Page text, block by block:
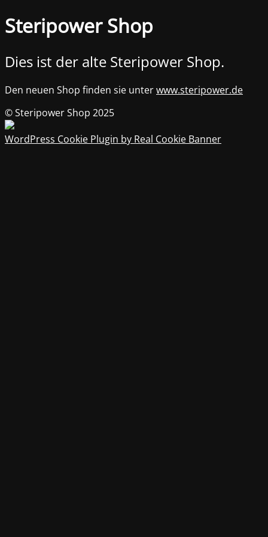
Steripower Shop
Dies ist der alte Steripower Shop.
Den neuen Shop finden sie unterwww.steripower.de
© Steripower Shop 2025
WordPress Cookie Plugin by Real Cookie Banner